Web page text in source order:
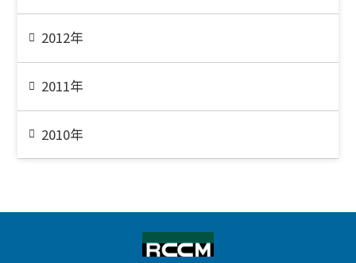
2012年
2011年
2010年